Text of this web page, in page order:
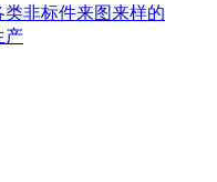
类非标件来图来样的
产